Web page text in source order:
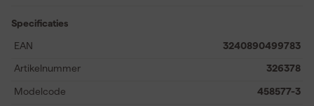
Specificaties
EAN
3240890499783
Artikelnummer 326378
Modelcode 458577-3